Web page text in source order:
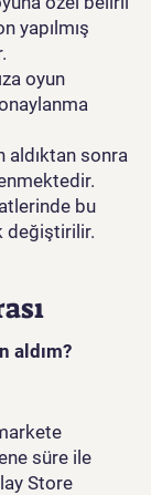
yapılmış
oyun
aldıktan sonra
bu
değiştirilir.
aldım?
süre ile
Store